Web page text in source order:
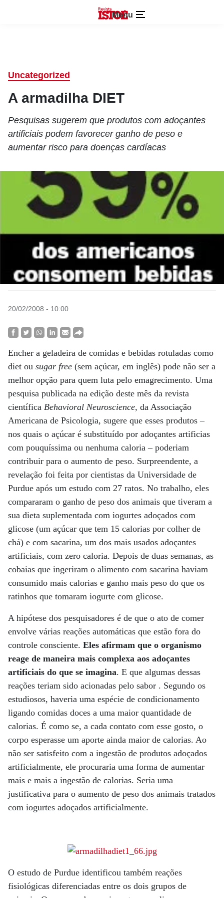
Menu
Uncategorized
A armadilha DIET
Pesquisas sugerem que produtos com adoçantes
artificiais podem favorecer ganho de peso e
aumentar risco para doenças cardíacas
20/02/2008 - 10:00
Encher a geladeira de comidas e bebidas rotuladas como
diet ou sugar free (sem açúcar, em inglês) pode não ser a
melhor opção para quem luta pelo emagrecimento. Uma
pesquisa publicada na edição deste mês da revista
científica Behavioral Neuroscience, da Associação
Americana de Psicologia, sugere que esses produtos –
nos quais o açúcar é substituído por adoçantes artificias
com pouquíssima ou nenhuma caloria – poderiam
contribuir para o aumento de peso. Surpreendente, a
revelação foi feita por cientistas da Universidade de
Purdue após um estudo com 27 ratos. No trabalho, eles
compararam o ganho de peso dos animais que tiveram a
sua dieta suplementada com iogurtes adoçados com
glicose (um açúcar que tem 15 calorias por colher de
chá) e com sacarina, um dos mais usados adoçantes
artificiais, com zero caloria. Depois de duas semanas, as
cobaias que ingeriram o alimento com sacarina haviam
consumido mais calorias e ganho mais peso do que os
ratinhos que tomaram iogurte com glicose.
A hipótese dos pesquisadores é de que o ato de comer
envolve várias reações automáticas que estão fora do
controle consciente. Eles afirmam que o organismo
reage de maneira mais complexa aos adoçantes
artificiais do que se imagina. E que algumas dessas
reações teriam sido acionadas pelo sabor . Segundo os
estudiosos, haveria uma espécie de condicionamento
ligando comidas doces a uma maior quantidade de
calorias. É como se, a cada contato com esse gosto, o
corpo esperasse um aporte ainda maior de calorias. Ao
não ser satisfeito com a ingestão de produtos adoçados
artificialmente, ele procuraria uma forma de aumentar
mais e mais a ingestão de calorias. Seria uma
justificativa para o aumento de peso dos animais tratados
com iogurtes adoçados artificialmente.
O estudo de Purdue identificou também reações
fisiológicas diferenciadas entre os dois grupos de